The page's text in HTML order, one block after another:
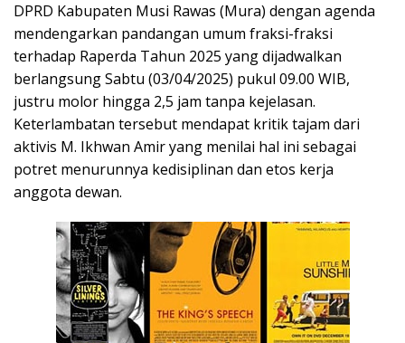
DPRD Kabupaten Musi Rawas (Mura) dengan agenda
mendengarkan pandangan umum fraksi-fraksi
terhadap Raperda Tahun 2025 yang dijadwalkan
berlangsung Sabtu (03/04/2025) pukul 09.00 WIB,
justru molor hingga 2,5 jam tanpa kejelasan.
Keterlambatan tersebut mendapat kritik tajam dari
aktivis M. Ikhwan Amir yang menilai hal ini sebagai
potret menurunnya kedisiplinan dan etos kerja
anggota dewan.